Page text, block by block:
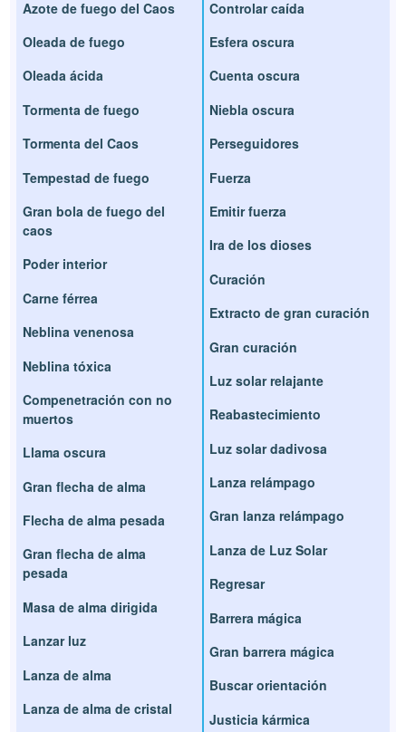
Azote de fuego del Caos
Oleada de fuego
Oleada ácida
Tormenta de fuego
Tormenta del Caos
Tempestad de fuego
Gran bola de fuego del
caos
Poder interior
Carne férrea
Neblina venenosa
Neblina tóxica
Compenetración con no
muertos
Llama oscura
Gran flecha de alma
Flecha de alma pesada
Gran flecha de alma
pesada
Masa de alma dirigida
Lanzar luz
Lanza de alma
Lanza de alma de cristal
Controlar caída
Esfera oscura
Cuenta oscura
Niebla oscura
Perseguidores
Fuerza
Emitir fuerza
Ira de los dioses
Curación
Extracto de gran curación
Gran curación
Luz solar relajante
Reabastecimiento
Luz solar dadivosa
Lanza relámpago
Gran lanza relámpago
Lanza de Luz Solar
Regresar
Barrera mágica
Gran barrera mágica
Buscar orientación
Justicia kármica